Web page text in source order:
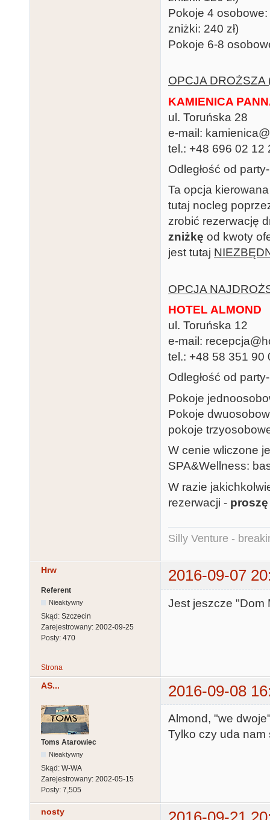
Pokoje 4 osobowe:
zniżki: 240 zł)
Pokoje 6-8
OPCJA DROŻSZA
KAMIENICA
ul. Toruńska 28
e-mail:
tel.: +48 696 02 12
Odległość od
Ta opcja
tutaj nocleg
zrobić rezerwację
zniżkę od kwoty
jest tutaj
OPCJA
HOTEL ALMOND
ul. Toruńska 12
e-mail:
tel.: +48 58 351 90
Odległość od
Pokoje
Pokoje
pokoje
W cenie wliczone
SPA&Wellness:
W razie
rezerwacji -
Silly Venture -
Hrw 2016-09-07
Referent
Nieaktywny
Skąd: Szczecin
Zarejestrowany: 2002-09-25
Posty: 470
Jest jeszcze "Dom
Strona
AS... 2016-09-08
Toms Atarowiec
Nieaktywny
Skąd: W-WA
Zarejestrowany: 2002-05-15
Posty: 7,505
Almond, "we
Tylko czy uda nam
nosty